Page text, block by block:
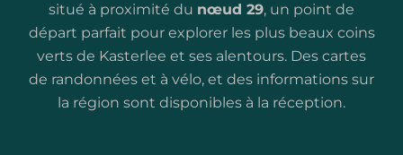
situé à proximité du nœud 29, un point de
départ parfait pour explorer les plus beaux coins
verts de Kasterlee et ses alentours. Des cartes
de randonnées et à vélo, et des informations sur
la région sont disponibles à la réception.